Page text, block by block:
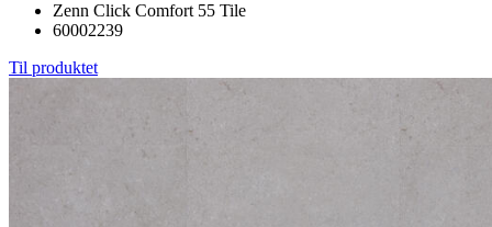
Zenn Click Comfort 55 Tile
60002239
Til produktet